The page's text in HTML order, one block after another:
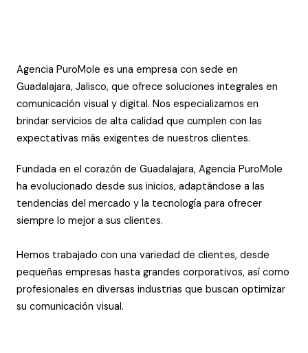
Agencia PuroMole es una empresa con sede en
Guadalajara, Jalisco, que ofrece soluciones integrales en
comunicación visual y digital. Nos especializamos en
brindar servicios de alta calidad que cumplen con las
expectativas más exigentes de nuestros clientes.
Fundada en el corazón de Guadalajara, Agencia PuroMole
ha evolucionado desde sus inicios, adaptándose a las
tendencias del mercado y la tecnología para ofrecer
siempre lo mejor a sus clientes.
Hemos trabajado con una variedad de clientes, desde
pequeñas empresas hasta grandes corporativos, así como
profesionales en diversas industrias que buscan optimizar
su comunicación visual.